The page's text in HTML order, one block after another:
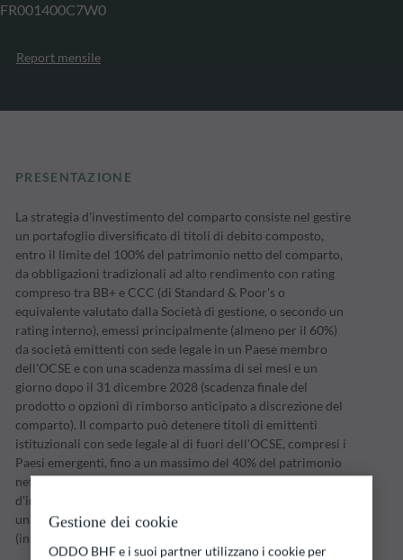
FR001400C7W0
Report mensile
PRESENTAZIONE
La strategia d'investimento del comparto consiste nel gestire
un portafoglio diversificato di titoli di debito composto,
entro il limite del 100% del patrimonio netto del comparto,
da obbligazioni tradizionali ad alto rendimento con rating
compreso tra BB+ e CCC (di Standard & Poor's o
equivalente valutato dalla Società di gestione, o secondo un
rating interno), emessi principalmente (almeno per il 60%)
da società emittenti con sede legale in un Paese membro
dell'OCSE e con una scadenza massima di sei mesi e un
giorno dopo il 31 dicembre 2028 (scadenza finale del
prodotto o opzioni di rimborso anticipato a discrezione del
comparto). Il comparto può detenere titoli di emittenti
istituzionali con sede legale al di fuori dell'OCSE, compresi i
Paesi emergenti, fino a un massimo del 40% del patrimonio
netto. Il comparto attuerà la propria strategia
d'investimento nel corso di un periodo d'investimento fino a
una data di scadenza stabilita dalla Società di gestione
(inizialmente il 31 dicembre 2028).
Gestione dei cookie
ODDO BHF e i suoi partner utilizzano i cookie per